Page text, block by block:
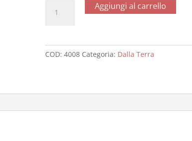
Ceci
Aggiungi al carrello
COD:4008 Categoria: Dalla Terra